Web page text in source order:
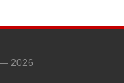
2026